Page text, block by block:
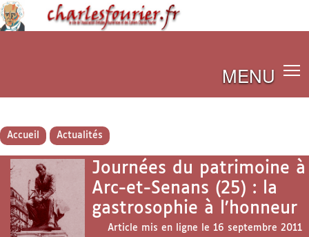
MENU
Accueil Actualités
Journées du patrimoine à
Arc-et-Senans (25) : la
gastrosophie à l’honneur
Article mis en ligne le 16 septembre 2011